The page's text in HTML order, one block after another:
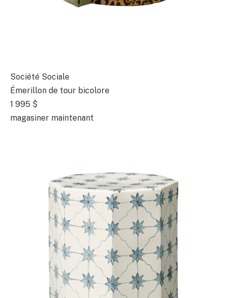
Société Sociale
Émerillon de tour bicolore
1 995 $
magasiner maintenant